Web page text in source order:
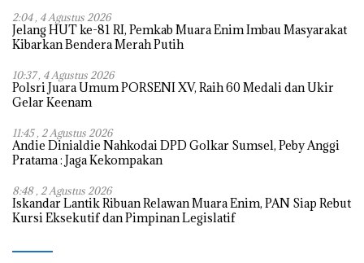
2:04 , 4 Agustus 2026
Jelang HUT ke-81 RI, Pemkab Muara Enim Imbau Masyarakat
Kibarkan Bendera Merah Putih
10:37 , 4 Agustus 2026
Polsri Juara Umum PORSENI XV, Raih 60 Medali dan Ukir
Gelar Keenam
11:45 , 2 Agustus 2026
Andie Dinialdie Nahkodai DPD Golkar Sumsel, Peby Anggi
Pratama : Jaga Kekompakan
8:48 , 2 Agustus 2026
Iskandar Lantik Ribuan Relawan Muara Enim, PAN Siap Rebut
Kursi Eksekutif dan Pimpinan Legislatif